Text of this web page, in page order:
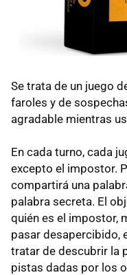
Se trata de un juego
faroles y de
agradable mientras
En cada turno, cada
excepto el impostor.
compartirá una
palabra secreta. El
quién es el impostor,
pasar desapercibido,
tratar de descubrir la
pistas dadas por los